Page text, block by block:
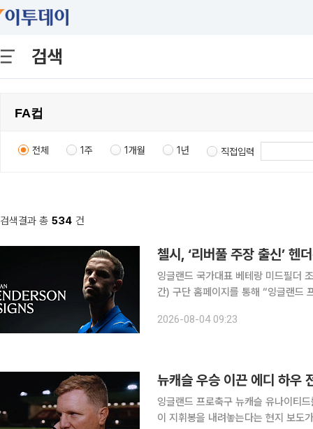
검색
전체 1주 1개월 1년 직접입력
검색결과 총 534 건
첼시, ‘리버풀 주장 출신’ 헨
잉글랜드 국가대표 베테랑 미드필더 조던 헨
간) 구단 홈페이지를 통해 “잉글랜드
발표했다. 헨더슨은 고향 팀 선덜
2026-08-04 09:23
뉴캐슬 우승 이끈 에디 하우
잉글랜드 프로축구 뉴캐슬 유나이티
이 지휘봉을 내려놓는다는 현지 보도